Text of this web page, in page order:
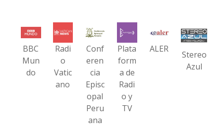
BBC
Mun
do
Radi
o
Vatic
ano
Conf
eren
cia
Episc
opal
Peru
ana
Plata
form
a de
Radi
o y
TV
ALER
Stereo
Azul